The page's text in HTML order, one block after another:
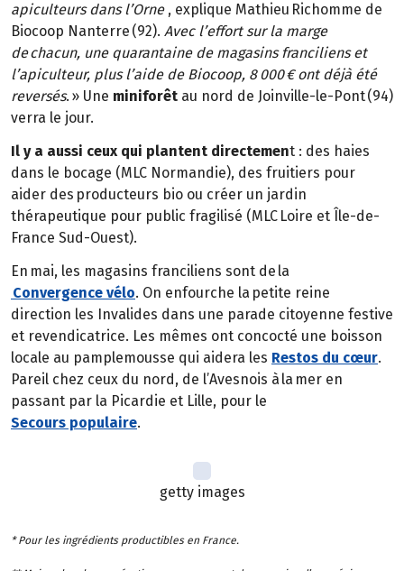
apiculteurs dans l’Orne, explique Mathieu Richomme de
Biocoop Nanterre (92). Avec l’effort sur la marge
de chacun, une quarantaine de magasins franciliens et
l’apiculteur, plus l’aide de Biocoop, 8 000 € ont déjà été
reversés. » Une miniforêt au nord de Joinville-le-Pont (94)
verra le jour.
Il y a aussi ceux qui plantent directement : des haies
dans le bocage (MLC Normandie), des fruitiers pour
aider des producteurs bio ou créer un jardin
thérapeutique pour public fragilisé (MLC Loire et Île-de-
France Sud-Ouest).
En mai, les magasins franciliens sont de la
Convergence vélo. On enfourche la petite reine
direction les Invalides dans une parade citoyenne festive
et revendicatrice. Les mêmes ont concocté une boisson
locale au pamplemousse qui aidera les Restos du cœur.
Pareil chez ceux du nord, de l’Avesnois à la mer en
passant par la Picardie et Lille, pour le
Secours populaire.
getty images
* Pour les ingrédients productibles en France.